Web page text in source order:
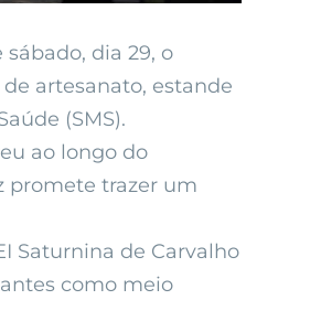
dia 29, o
artesanato, estande
(SMS).
ao longo do
promete trazer um
Saturnina de Carvalho
como meio